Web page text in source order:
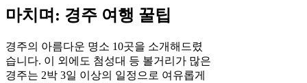
마치며: 경주 여행 꿀팁
경주의 아름다운 명소 10곳을 소개해드렸
습니다. 이 외에도 첨성대 등 볼거리가 많은
경주는 2박 3일 이상의 일정으로 여유롭게